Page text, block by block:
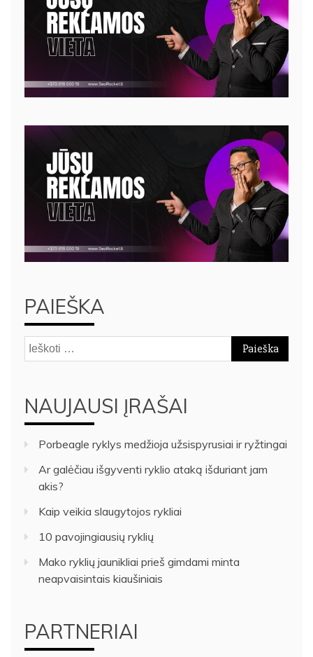
PAIEŠKA
Ieškoti:
NAUJAUSI ĮRAŠAI
Porbeagle ryklys medžioja užsispyrusiai ir ryžtingai
Ar galėčiau išgyventi ryklio ataką išduriant jam
akis?
Kaip veikia slaugytojos rykliai
10 pavojingiausių ryklių
Mako ryklių jaunikliai prieš gimdami minta
neapvaisintais kiaušiniais
PARTNERIAI